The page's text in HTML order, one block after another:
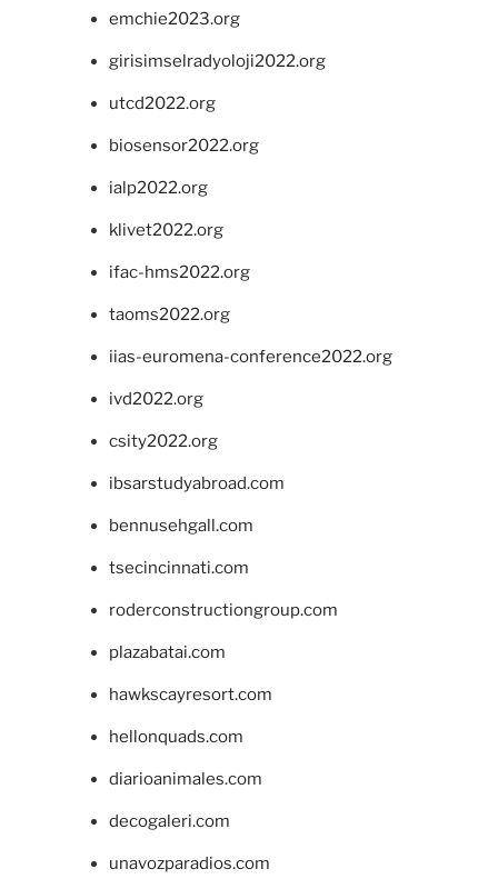
emchie2023.org
girisimselradyoloji2022.org
utcd2022.org
biosensor2022.org
ialp2022.org
klivet2022.org
ifac-hms2022.org
taoms2022.org
iias-euromena-conference2022.org
ivd2022.org
csity2022.org
ibsarstudyabroad.com
bennusehgall.com
tsecincinnati.com
roderconstructiongroup.com
plazabatai.com
hawkscayresort.com
hellonquads.com
diarioanimales.com
decogaleri.com
unavozparadios.com